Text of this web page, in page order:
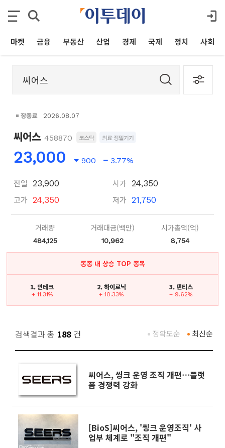
마켓 금융 부동산 산업 경제 국제 정치 사회
장종료 2026.08.07
씨어스 458870 코스닥 의료·정밀기기
23,000 900 3.77%
전일 23,900
고가 24,350
시가 24,350
저가 21,750
거래량
484,125
거래대금(백만)
10,962
시가총액(억)
8,754
동종 내 상승 TOP 종목
1. 민테크
+ 11.31%
2. 하이로닉
+ 10.33%
3. 덴티스
+ 9.62%
검색결과 총 188 건 최신순
정확도순
씨어스, 씽크 운영 조직 개편⋯플랫
폼 경쟁력 강화
[BioS]씨어스, '씽크 운영조직' 사
업부 체계로 "조직 개편"